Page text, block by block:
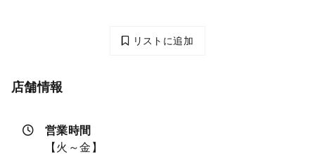
リストに追加
店舗情報
営業時間
【火～金】